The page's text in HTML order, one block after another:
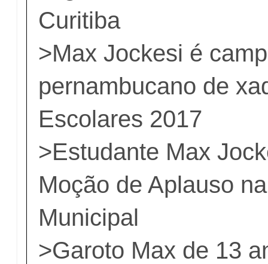
Curitiba
>Max Jockesi é
pernambucano de
Escolares 2017
>Estudante Max
Moção de Aplauso
Municipal
>Garoto Max de 13